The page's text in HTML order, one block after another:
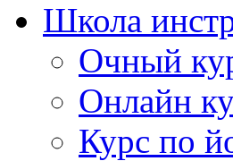
Школа
Очный
Онлайн
Курс по